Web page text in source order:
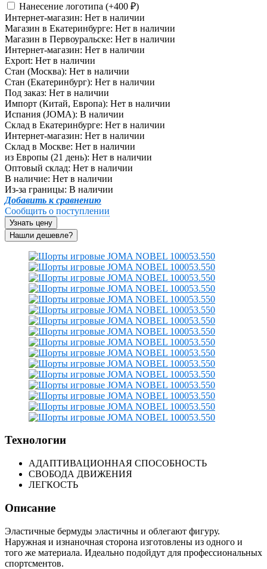
Нанесение логотипа (+400 ₽)
Интернет-магазин: Нет в наличии
Магазин в Екатеринбурге: Нет в наличии
Магазин в Первоуральске: Нет в наличии
Интернет-магазин: Нет в наличии
Export: Нет в наличии
Стан (Москва): Нет в наличии
Стан (Екатеринбург): Нет в наличии
Под заказ: Нет в наличии
Импорт (Китай, Европа): Нет в наличии
Испания (JOMA): В наличии
Склад в Екатеринбурге: Нет в наличии
Интернет-магазин: Нет в наличии
Склад в Москве: Нет в наличии
из Европы (21 день): Нет в наличии
Оптовый склад: Нет в наличии
В наличие: Нет в наличии
Из-за границы: В наличии
Добавить к сравнению
Сообщить о поступлении
Узнать цену
Технологии
АДАПТИВАЦИОННАЯ СПОСОБНОСТЬ
СВОБОДА ДВИЖЕНИЯ
ЛЕГКОСТЬ
Описание
Эластичные бермуды эластичны и облегают фигуру.
Наружная и изнаночная сторона изготовлены из одного и
того же материала. Идеально подойдут для профессиональных
спортсментов.